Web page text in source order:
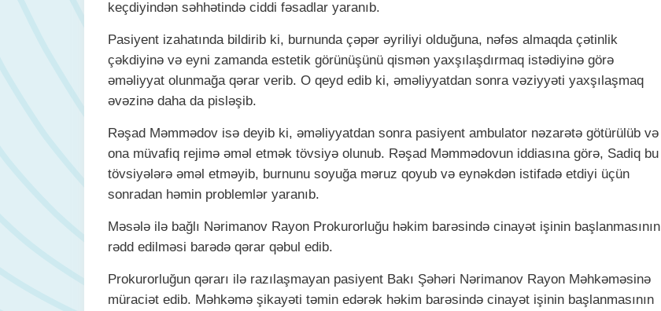
keçdiyindən səhhətində ciddi fəsadlar yaranıb.
Pasiyent izahatında bildirib ki, burnunda çəpər əyriliyi olduğuna, nəfəs almaqda çətinlik
çəkdiyinə və eyni zamanda estetik görünüşünü qismən yaxşılaşdırmaq istədiyinə görə
əməliyyat olunmağa qərar verib. O qeyd edib ki, əməliyyatdan sonra vəziyyəti yaxşılaşmaq
əvəzinə daha da pisləşib.
Rəşad Məmmədov isə deyib ki, əməliyyatdan sonra pasiyent ambulator nəzarətə götürülüb və
ona müvafiq rejimə əməl etmək tövsiyə olunub. Rəşad Məmmədovun iddiasına görə, Sadiq bu
tövsiyələrə əməl etməyib, burnunu soyuğa məruz qoyub və eynəkdən istifadə etdiyi üçün
sonradan həmin problemlər yaranıb.
Məsələ ilə bağlı Nərimanov Rayon Prokurorluğu həkim barəsində cinayət işinin başlanmasının
rədd edilməsi barədə qərar qəbul edib.
Prokurorluğun qərarı ilə razılaşmayan pasiyent Bakı Şəhəri Nərimanov Rayon Məhkəməsinə
müraciət edib. Məhkəmə şikayəti təmin edərək həkim barəsində cinayət işinin başlanmasının